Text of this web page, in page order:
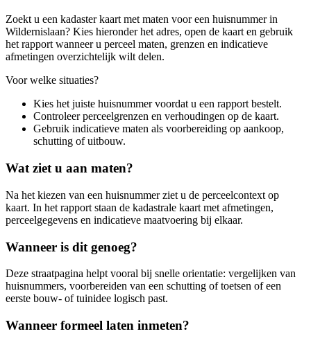
Zoekt u een kadaster kaart met maten voor een huisnummer in
Wildernislaan? Kies hieronder het adres, open de kaart en gebruik
het rapport wanneer u perceel maten, grenzen en indicatieve
afmetingen overzichtelijk wilt delen.
Voor welke situaties?
Kies het juiste huisnummer voordat u een rapport bestelt.
Controleer perceelgrenzen en verhoudingen op de kaart.
Gebruik indicatieve maten als voorbereiding op aankoop,
schutting of uitbouw.
Wat ziet u aan maten?
Na het kiezen van een huisnummer ziet u de perceelcontext op
kaart. In het rapport staan de kadastrale kaart met afmetingen,
perceelgegevens en indicatieve maatvoering bij elkaar.
Wanneer is dit genoeg?
Deze straatpagina helpt vooral bij snelle orientatie: vergelijken van
huisnummers, voorbereiden van een schutting of toetsen of een
eerste bouw- of tuinidee logisch past.
Wanneer formeel laten inmeten?